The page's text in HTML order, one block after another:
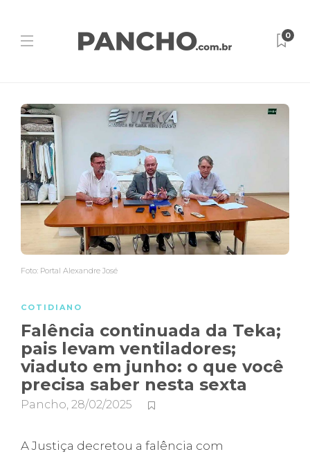
0
Foto: Portal Alexandre José
COTIDIANO
Falência continuada da Teka;
pais levam ventiladores;
viaduto em junho: o que você
precisa saber nesta sexta
Pancho, 28/02/2025
A Justiça decretou a falência com